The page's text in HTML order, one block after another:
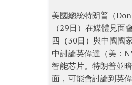
美國總統特朗普（
（29日）在媒體見面
四（30日）與中國國
中討論英偉達（美：
智能芯片。特朗普並
面，可能會討論到英